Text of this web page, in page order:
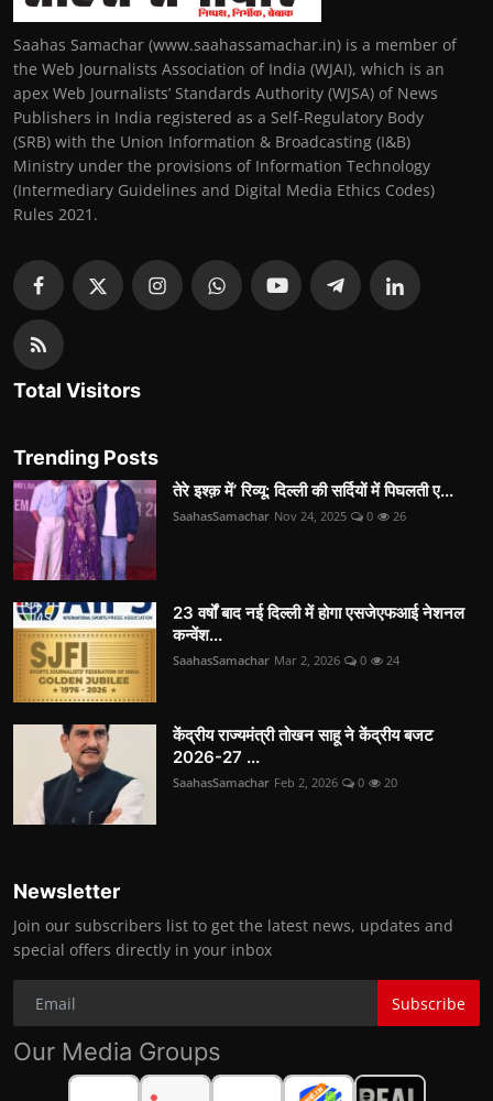
Saahas Samachar (www.saahassamachar.in) is a member of
the Web Journalists Association of India (WJAI), which is an
apex Web Journalists’ Standards Authority (WJSA) of News
Publishers in India registered as a Self-Regulatory Body
(SRB) with the Union Information & Broadcasting (I&B)
Ministry under the provisions of Information Technology
(Intermediary Guidelines and Digital Media Ethics Codes)
Rules 2021.
Total Visitors
Trending Posts
तेरे इश्क़ में’ रिव्यू: दिल्ली की सर्दियों में पिघलती ए...
SaahasSamachar Nov 24, 2025 0 26
23 वर्षों बाद नई दिल्ली में होगा एसजेएफआई नेशनल
कन्वेंश...
SaahasSamachar Mar 2, 2026 0 24
केंद्रीय राज्यमंत्री तोखन साहू ने केंद्रीय बजट
2026-27 ...
SaahasSamachar Feb 2, 2026 0 20
Newsletter
Join our subscribers list to get the latest news, updates and
special offers directly in your inbox
Subscribe
Our Media Groups